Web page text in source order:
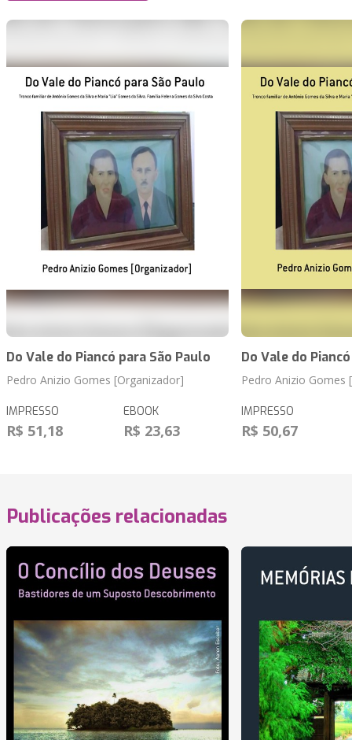
Do Vale do Piancó para São Paulo
Pedro Anizio Gomes [Organizador]
IMPRESSO
R$ 51,18
EBOOK
R$ 23,63
Do Vale do
Pedro Anizio Gomes
IMPRESSO
R$ 50,67
Publicações relacionadas